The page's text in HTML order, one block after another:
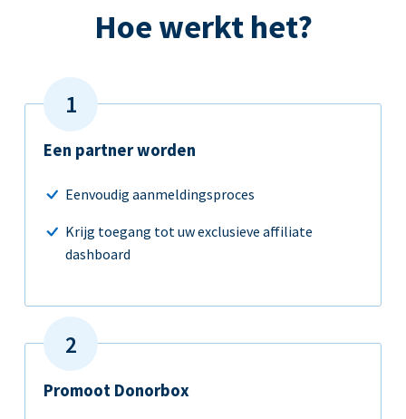
Hoe werkt het?
Een partner worden
Eenvoudig aanmeldingsproces
Krijg toegang tot uw exclusieve affiliate
dashboard
Promoot Donorbox